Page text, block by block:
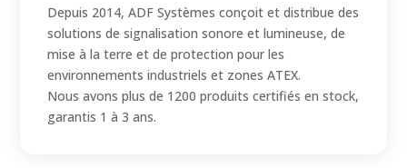
Depuis 2014, ADF Systèmes conçoit et distribue des
solutions de signalisation sonore et lumineuse, de
mise à la terre et de protection pour les
environnements industriels et zones ATEX.
Nous avons plus de 1200 produits certifiés en stock,
garantis 1 à 3 ans.